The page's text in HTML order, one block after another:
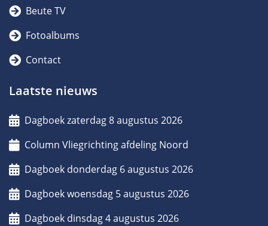
Beute TV
Fotoalbums
Contact
Laatste nieuws
Dagboek zaterdag 8 augustus 2026
Column Vliegrichting afdeling Noord
Dagboek donderdag 6 augustus 2026
Dagboek woensdag 5 augustus 2026
Dagboek dinsdag 4 augustus 2026